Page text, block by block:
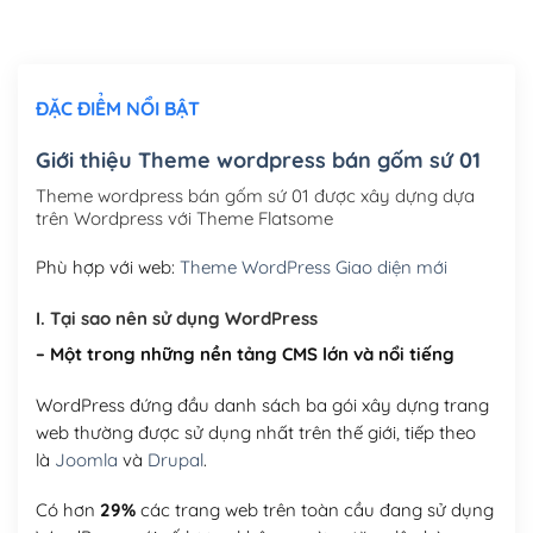
Mua thêm Host + Tên miền
Tên miền quốc tế .com .net .org (1 năm)(+300,000₫)
Tên miền Việt Nam .vn (1 năm)(+550,000₫)
Hosting 5GB SSD (1 năm)
ĐẶC ĐIỂM NỔI BẬT
Giới thiệu Theme wordpress bán gốm sứ 01
Theme wordpress bán gốm sứ 01 được xây dựng dựa
trên Wordpress với Theme Flatsome
Phù hợp với web: Theme WordPress Giao diện mới
I. Tại sao nên sử dụng WordPress
– Một trong những nền tảng CMS lớn và nổi tiếng
WordPress đứng đầu danh sách ba gói xây dựng trang
web thường được sử dụng nhất trên thế giới, tiếp theo
là Joomla và Drupal.
Có hơn 29%các trang web trên toàn cầu đang sử dụng